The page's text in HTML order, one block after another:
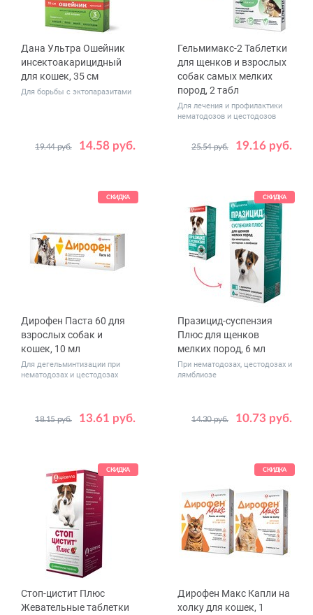
Дана Ультра Ошейник
инсектоакарицидный
для кошек, 35 см
Для борьбы с эктопаразитами
14.58 руб.
19.44 руб.
Цвет
Бирюзовый
Коричневый
Гельмимакс-2 Таблетки
для щенков и взрослых
собак самых мелких
пород, 2 табл
Для лечения и профилактики
нематодозов и цестодозов
19.16 руб.
25.54 руб.
СКИДКА
Дирофен Паста 60 для
взрослых собак и
кошек, 10 мл
Для дегельминтизации при
нематодозах и цестодозах
13.61 руб.
18.15 руб.
СКИДКА
Празицид-суспензия
Плюс для щенков
мелких пород, 6 мл
При нематодозах, цестодозах и
лямблиозе
10.73 руб.
14.30 руб.
СКИДКА
Стоп-цистит Плюс
Жевательные таблетки
СКИДКА
Дирофен Макс Капли на
холку для кошек, 1